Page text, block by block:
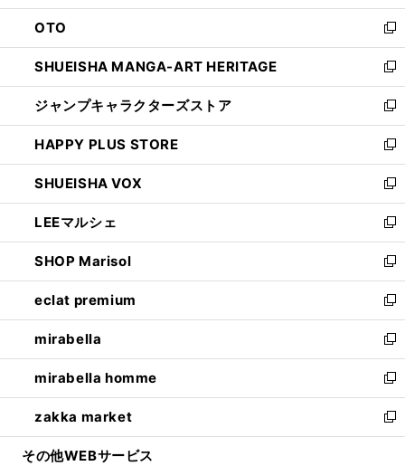
ウ
で
開
く
ン
ド
ウ
で
開
く
OTO
新
し
い
ウ
ィ
ン
ド
ウ
で
開
く
SHUEISHA MANGA-ART HERITAGE
新
し
い
ウ
ィ
ン
ド
ウ
で
開
く
ジャンプキャラクターズストア
新
し
い
ウ
ィ
ン
ド
ウ
で
開
く
HAPPY PLUS STORE
新
し
い
ウ
ィ
ン
ド
ウ
で
開
く
SHUEISHA VOX
新
し
い
ウ
ィ
ン
ド
ウ
で
開
く
LEEマルシェ
新
し
い
ウ
ィ
ン
ド
ウ
で
開
く
SHOP Marisol
新
し
い
ウ
ィ
ン
ド
ウ
で
開
eclat premium
新
し
い
ウ
ィ
ン
ド
ウ
mirabella
新
し
い
ウ
ィ
ン
mirabella homme
新
し
い
ウ
zakka market
新
し
その他WEBサービス